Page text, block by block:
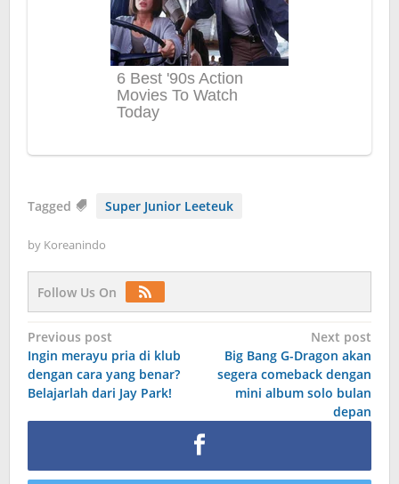
Tagged Super Junior Leeteuk
by Koreanindo
Follow Us On
Post
navigation
Previous post
Ingin merayu pria di klub
dengan cara yang benar?
Belajarlah dari Jay Park!
Next post
Big Bang G-Dragon akan
segera comeback dengan
mini album solo bulan
depan